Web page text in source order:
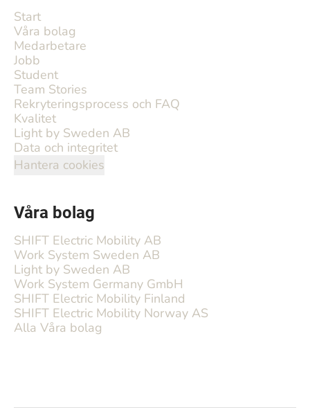
Start
Våra bolag
Medarbetare
Jobb
Student
Team Stories
Rekryteringsprocess och FAQ
Kvalitet
Light by Sweden AB
Data och integritet
Hantera cookies
Våra bolag
SHIFT Electric Mobility AB
Work System Sweden AB
Light by Sweden AB
Work System Germany GmbH
SHIFT Electric Mobility Finland
SHIFT Electric Mobility Norway AS
Alla Våra bolag